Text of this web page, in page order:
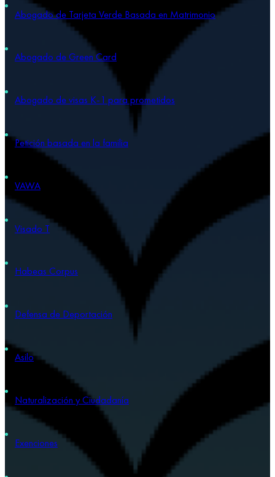
Abogado de Tarjeta Verde Basada en Matrimonio
Abogado de Green Card
Abogado de visas K-1 para prometidos
Petición basada en la familia
VAWA
Visado T
Habeas Corpus
Defensa de Deportación
Asilo
Naturalización y Ciudadanía
Exenciones